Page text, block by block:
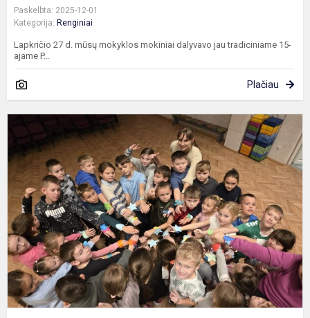
Paskelbta: 2025-12-01
Kategorija: Renginiai
Lapkričio 27 d. mūsų mokyklos mokiniai dalyvavo jau tradiciniame 15-
ajame P...
Plačiau